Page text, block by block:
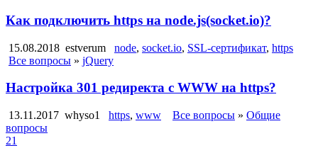
Как подключить https на node.js(socket.io)?
15.08.2018 estverum node, socket.io, SSL-сертификат, https
Все вопросы » jQuery
Настройка 301 редиректа с WWW на https?
13.11.2017 whyso1 https, www Все вопросы » Общие
вопросы
21